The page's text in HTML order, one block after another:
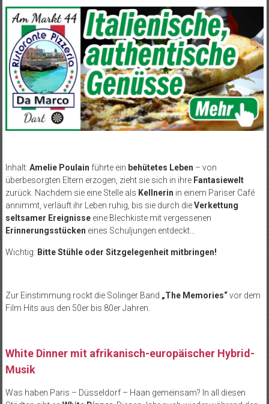
Inhalt: Amelie Poulain führte ein behütetes Leben – von
überbesorgten Eltern erzogen, zieht sie sich in ihre Fantasiewelt
zurück. Nachdem sie eine Stelle als Kellnerin in einem Pariser Café
annimmt, verläuft ihr Leben ruhig, bis sie durch dieVerkettung
seltsamer Ereignisseeine Blechkiste mit vergessenen
Erinnerungsstücken eines Schuljungen entdeckt…
Wichtig: Bitte Stühle oder Sitzgelegenheit mitbringen!
Zur Einstimmung rockt die Solinger Band „The Memories“vor dem
Film Hits aus den 50er bis 80er Jahren.
White Dinner mit afrikanisch-europäischer Hybrid-
Musik
Was haben Paris – Düsseldorf – Haan gemeinsam? In all diesen